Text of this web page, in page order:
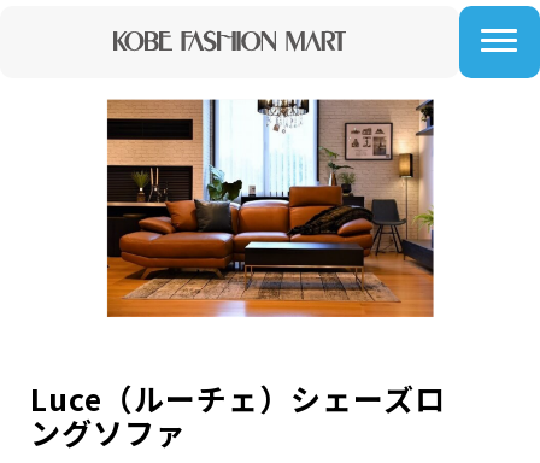
Luce（ルーチェ）シェーズロ
ングソファ